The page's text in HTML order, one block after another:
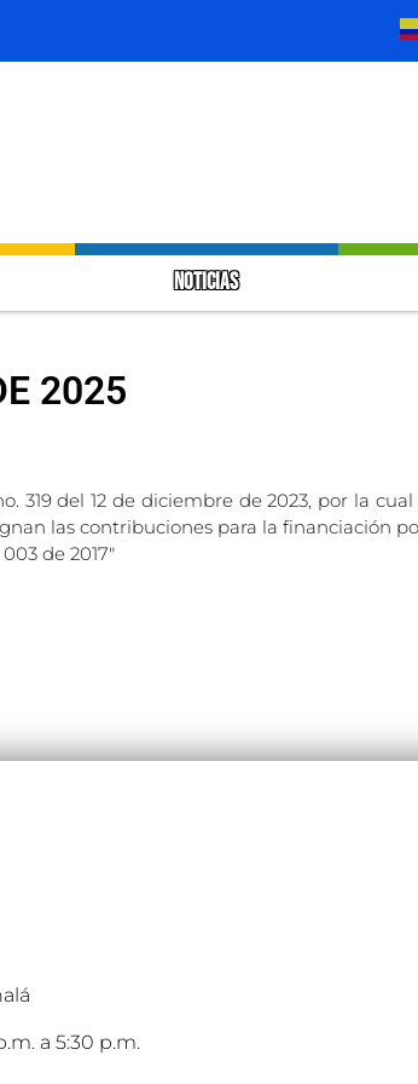
NOTICIAS
2025
del 12 de diciembre de 2023, por la
las contribuciones para la financiación
de 2017″
a 5:30 p.m.